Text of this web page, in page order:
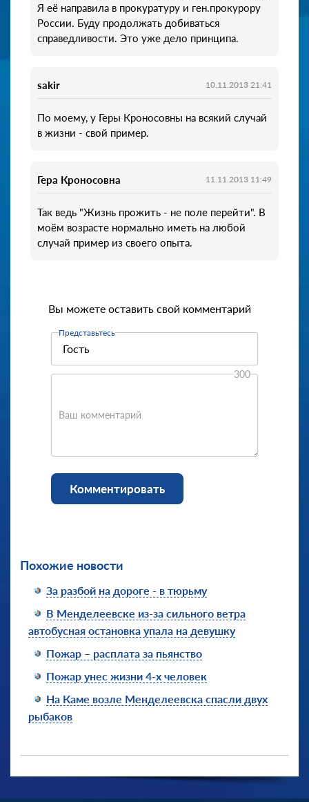
Я её направила в прокуратуру и ген.прокурору
России. Буду продолжать добиваться
справедливости. Это уже дело принципа.
sakir 10.11.2013 21:41
По моему, у Геры Кроносовны на всякий случай
в жизни - свой пример.
Гера Кроносовна 11.11.2013 11:49
Так ведь "Жизнь прожить - не поле перейти". В
моём возрасте нормально иметь на любой
случай пример из своего опыта.
Вы можете оставить свой комментарий
Представьтесь
Ваш комментарий
300
Комментировать
Похожие новости
За разбой на дороге - в тюрьму
В Менделеевске из-за сильного ветра
автобусная остановка упала на девушку
Пожар – расплата за пьянство
Пожар унес жизни 4-х человек
На Каме возле Менделеевска спасли двух
рыбаков